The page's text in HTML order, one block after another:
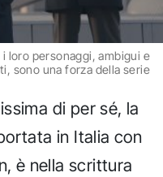
loro personaggi, ambigui e
sono una forza della serie
di per sé, la
in Italia con
è nella scrittura